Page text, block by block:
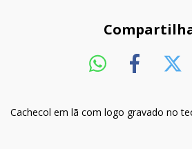
Cachecol em lã com logo gravado no